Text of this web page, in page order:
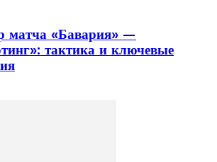
матча «Бавария» —
тактика и ключевые